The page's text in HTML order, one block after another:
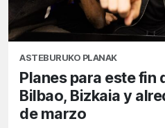
ASTEBURUKO PLANAK
Planes para este fin
Bilbao, Bizkaia y
de marzo